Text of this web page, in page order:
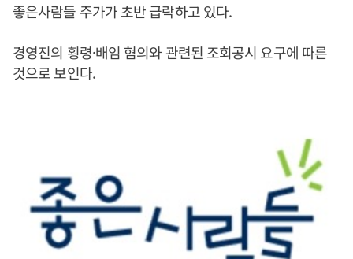
좋은사람들 주가가 초반 급락하고 있다.
경영진의 횡령·배임 혐의와 관련된 조회공시 요구에 따른
것으로 보인다.